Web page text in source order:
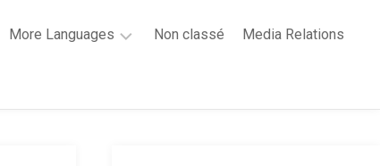
More Languages
French
Non classé Media Relations